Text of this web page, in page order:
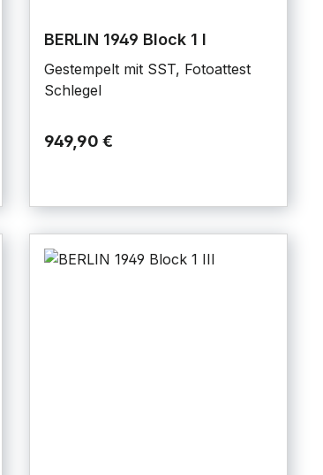
BERLIN 1949 Block 1 I
Gestempelt mit SST, Fotoattest
Schlegel
949,90 €